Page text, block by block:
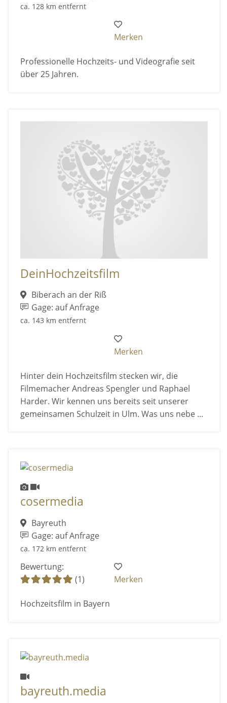
ca. 128 km entfernt
Merken
Professionelle Hochzeits- und Videografie seit
über 25 Jahren.
DeinHochzeitsfilm
Biberach an der Riß
Gage: auf Anfrage
ca. 143 km entfernt
Merken
Hinter dein Hochzeitsfilm stecken wir, die
Filmemacher Andreas Spengler und Raphael
Harder. Wir kennen uns bereits seit unserer
gemeinsamen Schulzeit in Ulm. Was uns nebe ...
cosermedia
Bayreuth
Gage: auf Anfrage
ca. 172 km entfernt
Bewertung:
(1)
Merken
Hochzeitsfilm in Bayern
bayreuth.media